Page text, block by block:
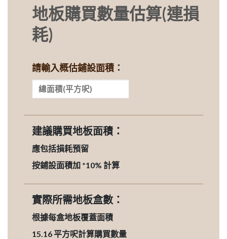
地板購買數量估算(連損
耗)
請輸入概估鋪設面積：
建議購買地板面積：
應包括損耗預留
按鋪設面積加 *10% 計算
實際所需地板盒數：
根據每盒地板覆蓋面積
15.16平方呎計算購買數量